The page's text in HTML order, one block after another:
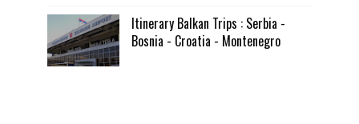
Itinerary Balkan Trips : Serbia -
Bosnia - Croatia - Montenegro